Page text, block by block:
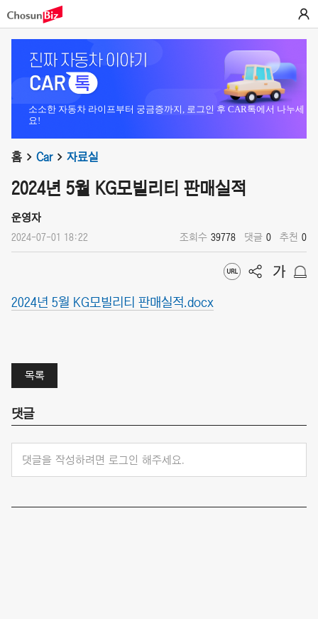
소소한 자동차 라이프부터 궁금증까지, 로그인 후 CAR톡에서 나누세
요!
홈 Car 자료실
2024년 5월 KG모빌리티 판매실적
운영자
2024-07-01 18:22 조회수 39778 댓글 0 추천 0
2024년 5월 KG모빌리티 판매실적.docx
목록
댓글
댓글을 작성하려면 로그인 해주세요.